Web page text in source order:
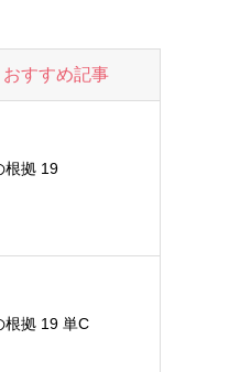
おすすめ記事
根拠 19
根拠 19 単C